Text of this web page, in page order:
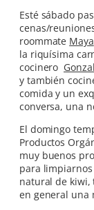
Esté sábado
cenas/
roommate Maya
la riquísima
cocinero
y también
comida y un
conversa, una
El domingo
Productos
muy buenos
para
natural de kiwi,
en general una